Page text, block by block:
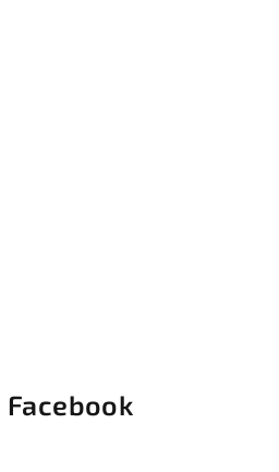
Facebook